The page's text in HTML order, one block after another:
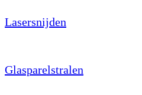
Lasersnijden
Glasparelstralen